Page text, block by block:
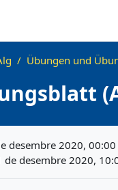
Übungen und
desembre 2020, 00:00
de desembre 2020,